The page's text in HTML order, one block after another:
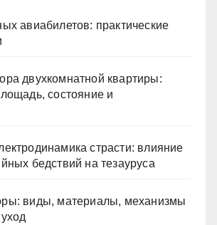
авиабилетов: практические
двухкомнатной квартиры:
состояние и
страсти: влияние
бедствий на тезауруса
виды, материалы, механизмы